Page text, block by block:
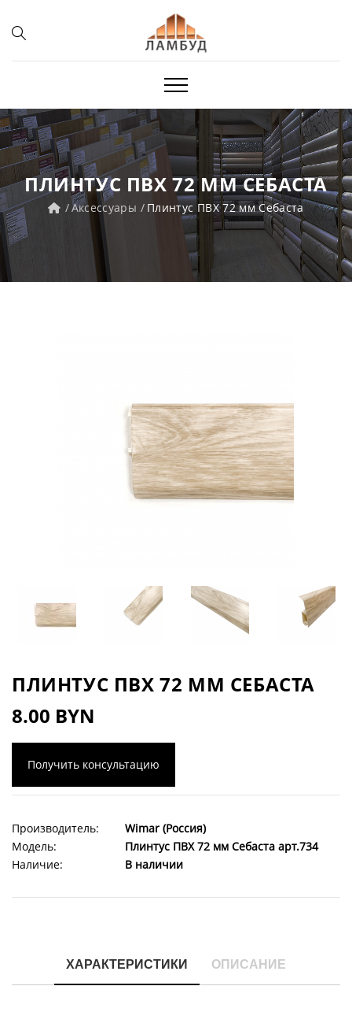
ПЛИНТУС ПВХ 72 ММ СЕБАСТА
Аксессуары Плинтус ПВХ 72 мм Себаста
ПЛИНТУС ПВХ 72 ММ СЕБАСТА
8.00 BYN
Получить консультацию
Производитель:
Wimar (Россия)
Модель:
Плинтус ПВХ 72 мм Себаста арт.734
Наличие:
В наличии
ХАРАКТЕРИСТИКИ ОПИСАНИЕ